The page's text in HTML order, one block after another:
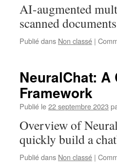
AI-augmented
scanned
Publié dans Non classé |
NeuralChat:
Framework
Publié le22 septembre 2023
Overview of
quickly build a
Publié dans Non classé |